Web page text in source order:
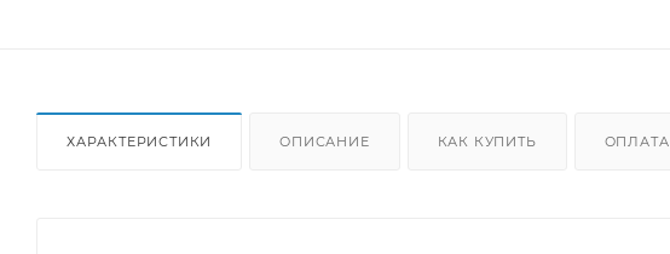
ХАРАКТЕРИСТИКИ ОПИСАНИЕ КАК КУПИТЬ ОПЛАТА